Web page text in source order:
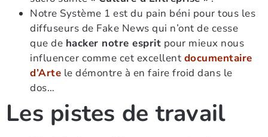
Notre Système 1 est du pain béni pour tous les
diffuseurs de Fake News qui n’ont de cesse
que de hacker notre esprit pour mieux nous
influencer comme cet excellent documentaire
d’Arte le démontre à en faire froid dans le
dos…
Les pistes de travail